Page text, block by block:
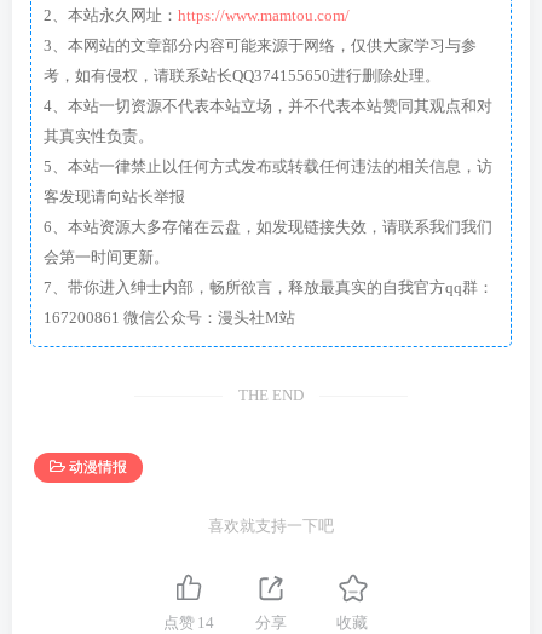
2、本站永久网址： https://www.mamtou.com/
3、本网站的文章部分内容可能来源于网络，仅供大家学习与参
考，如有侵权，请联系站长QQ374155650进行删除处理。
4、本站一切资源不代表本站立场，并不代表本站赞同其观点和对
其真实性负责。
5、本站一律禁止以任何方式发布或转载任何违法的相关信息，访
客发现请向站长举报
6、本站资源大多存储在云盘，如发现链接失效，请联系我们我们
会第一时间更新。
7、带你进入绅士内部，畅所欲言，释放最真实的自我官方qq群：
167200861 微信公众号：漫头社M站
THE END
动漫情报
喜欢就支持一下吧
点赞 14 分享 收藏